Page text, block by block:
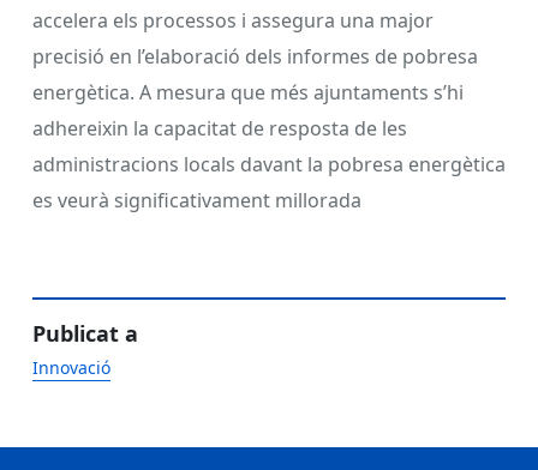
accelera els processos i assegura una major
precisió en l’elaboració dels informes de pobresa
energètica. A mesura que més ajuntaments s’hi
adhereixin la capacitat de resposta de les
administracions locals davant la pobresa energètica
es veurà significativament millorada
Publicat a
Innovació